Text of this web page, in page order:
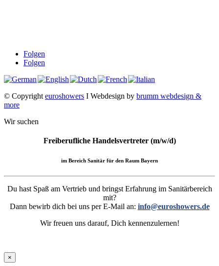
Folgen
Folgen
© Copyright euroshowers I Webdesign by brumm webdesign &
more
Wir suchen
Freiberufliche Handelsvertreter (m/w/d)
im Bereich Sanitär für den Raum Bayern
Du hast Spaß am Vertrieb und bringst Erfahrung im Sanitärbereich
mit?
Dann bewirb dich bei uns per E-Mail an: info@euroshowers.de
Wir freuen uns darauf, Dich kennenzulernen!
×